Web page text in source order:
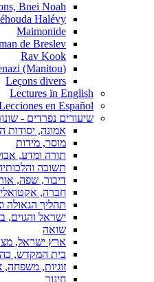
Bnei Noah
Halévy
Maimonide
de Breslev
Rav Kook
(Rav Askenazi (Manitou
Leçons divers
Lectures in English
en Español
שיעורים נפרדים -
אמונה, יסודות
מוסר, מידות
תורה ומדע,
תשובה
דיבור, שפה,
חברה,
תהליך הגאולה
ישראל והגוים,
שואה
ארץ ישראל,
בית המקדש,
זוגיות, משפחה,
חינוך